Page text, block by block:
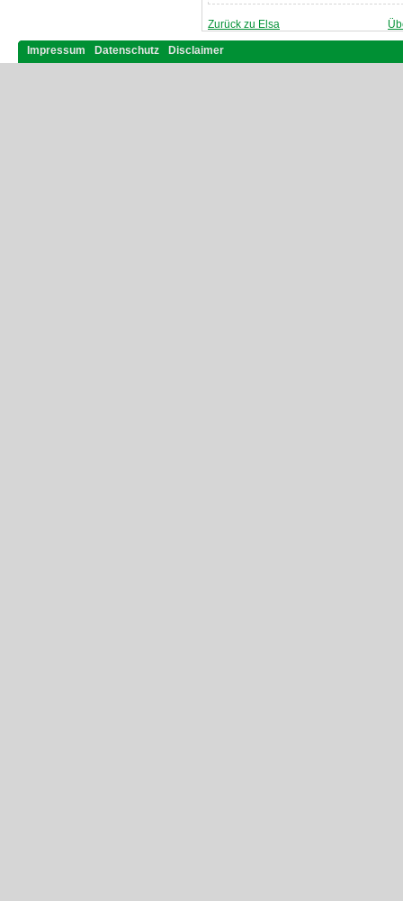
Zurück zu Elsa
Impressum Datenschutz Disclaimer